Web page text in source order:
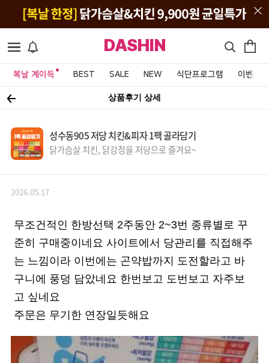
DASHIN
복날 계이득 BEST SALE NEW 식단프로그램 이벤트&
상품후기 상세
성수동905 저당 치킨&피자 1팩 골라담기
닭가슴살 치킨, 닭강정을 저당으로 즐겨요~
2026.05.17
무조건적인 한방선택 2주동안 2~3번 종류별로 꾸
준히 구매중이네요 사이트에서 당관리를 직접해주
는 느낌이라 이번에는 곤약밥까지 도전할라고 바
구니에 풍덩 담았네요 한번보고 도번보고 자주보
고 싶네요
주문은 무기한 연장일듯해요